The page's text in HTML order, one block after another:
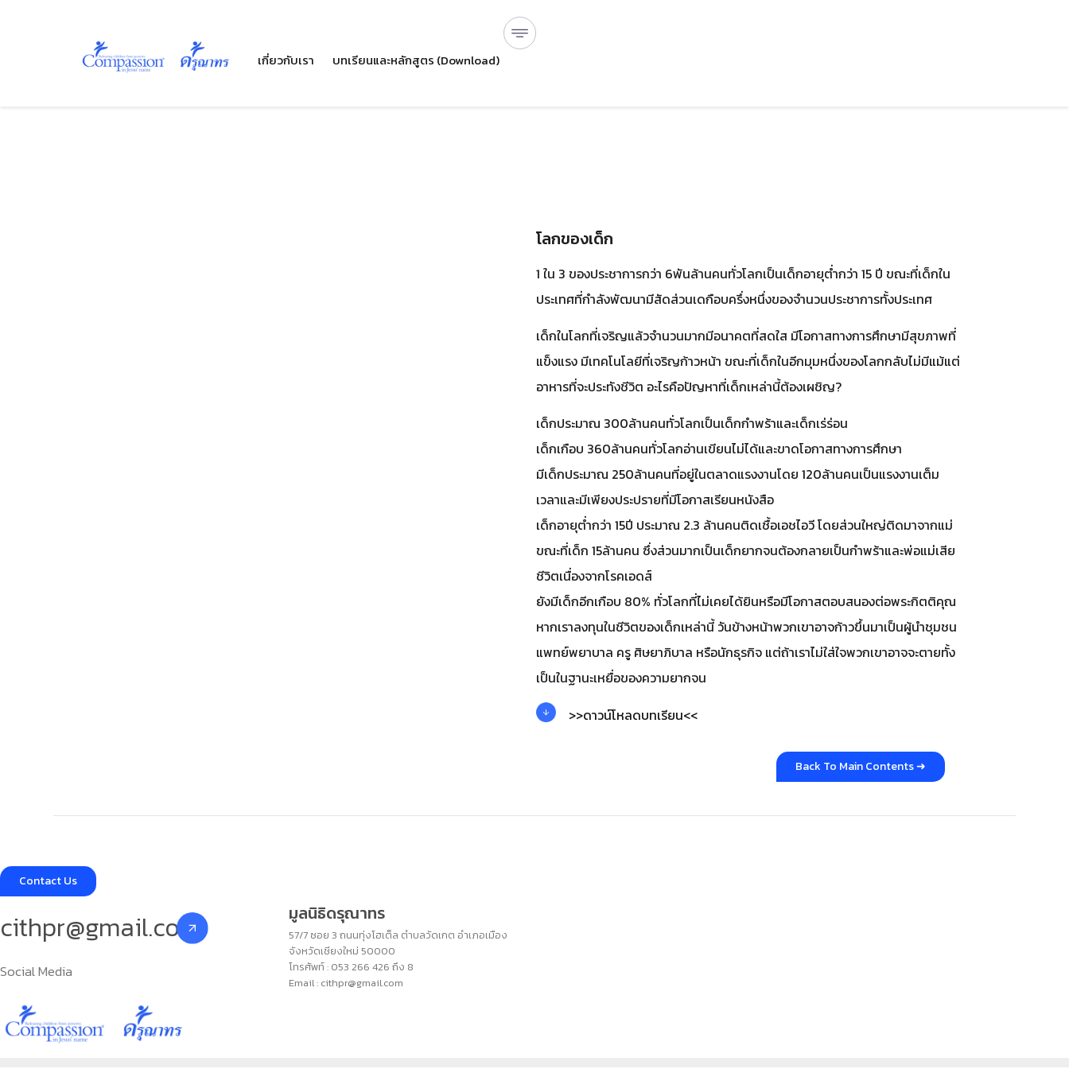
เกี่ยวกับเรา บทเรียนและหลักสูตร (Download)
โลกของเด็ก
1 ใน 3 ของประชาการกว่า 6พันล้านคนทั่วโลกเป็นเด็กอายุต่ำกว่า 15 ปี ขณะที่เด็กใน
ประเทศที่กำลังพัฒนามีสัดส่วนเดกือบครึ่งหนึ่งของจำนวนประชาการทั้งประเทศ
เด็กในโลกที่เจริญแล้วจำนวนมากมีอนาคตที่สดใส มีโอกาสทางการศึกษามีสุขภาพที่
แข็งแรง มีเทคโนโลยีที่เจริญก้าวหน้า ขณะที่เด็กในอีกมุมหนึ่งของโลกกลับไม่มีแม้แต่
อาหารที่จะประทังชีวิต อะไรคือปัญหาที่เด็กเหล่านี้ต้องเผชิญ?
เด็กประมาณ 300ล้านคนทั่วโลกเป็นเด็กกำพร้าและเด็กเร่ร่อน
เด็กเกือบ 360ล้านคนทั่วโลกอ่านเขียนไม่ได้และขาดโอกาสทางการศึกษา
มีเด็กประมาณ 250ล้านคนที่อยู่ในตลาดแรงงานโดย 120ล้านคนเป็นแรงงานเต็ม
เวลาและมีเพียงประปรายที่มีโอกาสเรียนหนังสือ
เด็กอายุต่ำกว่า 15ปี ประมาณ 2.3 ล้านคนติดเชื้อเอชไอวี โดยส่วนใหญ่ติดมาจากแม่
ขณะที่เด็ก 15ล้านคน ซึ่งส่วนมากเป็นเด็กยากจนต้องกลายเป็นกำพร้าและพ่อแม่เสีย
ชีวิตเนื่องจากโรคเอดส์
ยังมีเด็กอีกเกือบ 80% ทั่วโลกที่ไม่เคยได้ยินหรือมีโอกาสตอบสนองต่อพระกิตติคุณ
หากเราลงทุนในชีวิตของเด็กเหล่านี้ วันข้างหน้าพวกเขาอาจก้าวขึ้นมาเป็นผู้นำชุมชน
แพทย์พยาบาล ครู ศิษยาภิบาล หรือนักธุรกิจ แต่ถ้าเราไม่ใส่ใจพวกเขาอาจจะตายทั้ง
เป็นในฐานะเหยื่อของความยากจน
>>ดาวน์โหลดบทเรียน<<
Back To Main Contents ➜
Contact Us
cithpr@gmail.com
Social Media
มูลนิธิดรุณาทร
57/7 ซอย 3 ถนนทุ่งโฮเต็ล ตำบลวัดเกต อำเภอเมือง
จังหวัดเชียงใหม่ 50000
โทรศัพท์ : 053 266 426 ถึง 8
Email : cithpr@gmail.com